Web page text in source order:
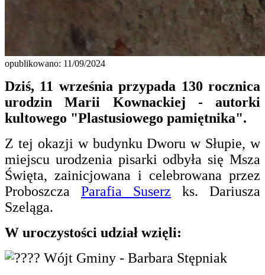
opublikowano: 11/09/2024
Dziś, 11 września przypada 130 rocznica
urodzin Marii Kownackiej - autorki
kultowego "Plastusiowego pamiętnika".
Z tej okazji w budynku Dworu w Słupie, w
miejscu urodzenia pisarki odbyła się Msza
Święta, zainicjowana i celebrowana przez
Proboszcza Parafia Suserz ks. Dariusza
Szeląga.
W uroczystości udział wzięli:
Wójt Gminy - Barbara Stępniak